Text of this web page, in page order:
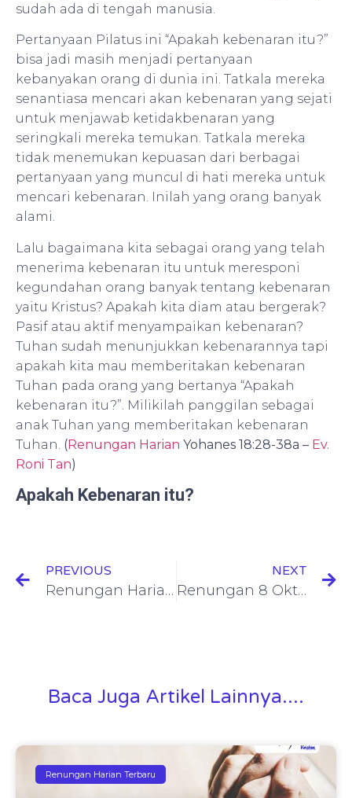
sudah ada di tengah manusia.
Pertanyaan Pilatus ini “Apakah kebenaran itu?”
bisa jadi masih menjadi pertanyaan
kebanyakan orang di dunia ini. Tatkala mereka
senantiasa mencari akan kebenaran yang sejati
untuk menjawab ketidakbenaran yang
seringkali mereka temukan. Tatkala mereka
tidak menemukan kepuasan dari berbagai
pertanyaan yang muncul di hati mereka untuk
mencari kebenaran. Inilah yang orang banyak
alami.
Lalu bagaimana kita sebagai orang yang telah
menerima kebenaran itu untuk meresponi
kegundahan orang banyak tentang kebenaran
yaitu Kristus? Apakah kita diam atau bergerak?
Pasif atau aktif menyampaikan kebenaran?
Tuhan sudah menunjukkan kebenarannya tapi
apakah kita mau memberitakan kebenaran
Tuhan pada orang yang bertanya “Apakah
kebenaran itu?”. Milikilah panggilan sebagai
anak Tuhan yang memberitakan kebenaran
Tuhan. (Renungan Harian Yohanes 18:28-38a – Ev.
Roni Tan)
Apakah Kebenaran itu?
PREVIOUS
Renungan Harian Amsal 28:20-22 | Orang Kikir Dan Cepat Menjadi Kaya
NEXT
Renungan 8 Okt 22: Kisah Para Rasul 5: 1-10 ( Permufakatan Jahat )
Baca Juga Artikel Lainnya....
Renungan Harian Terbaru